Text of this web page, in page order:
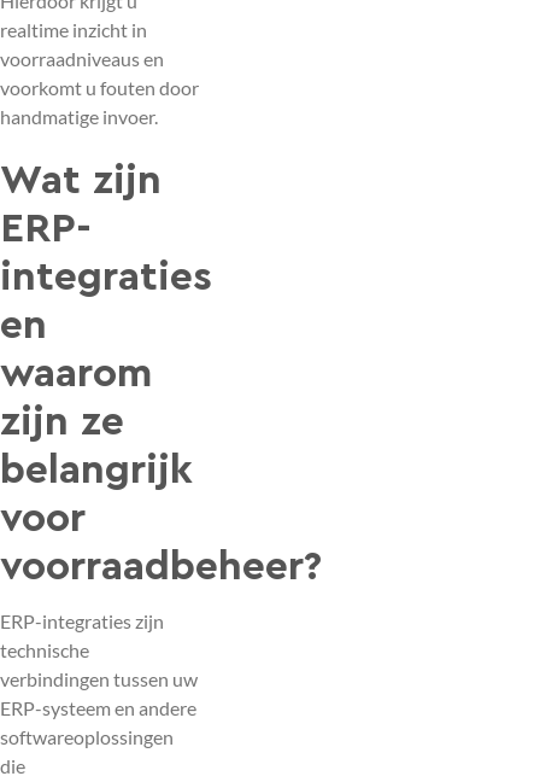
realtime inzicht in
voorraadniveaus en
voorkomt u fouten door
handmatige invoer.
Wat zijn
ERP-
integraties
en
waarom
zijn ze
belangrijk
voor
voorraadbeheer?
ERP-integraties zijn
technische
verbindingen tussen uw
ERP-systeem en andere
softwareoplossingen
die